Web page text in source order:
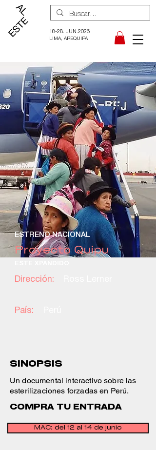
18-28. JUN.2026
LIMA, AREQUIPA
ESTRENO NACIONAL
Proyecto Quipu
Dirección:
País:
SINOPSIS
Un documental interactivo sobre las
esterilizaciones forzadas en Perú.
COMPRA TU ENTRADA
MAC: del 12 al 14 de junio